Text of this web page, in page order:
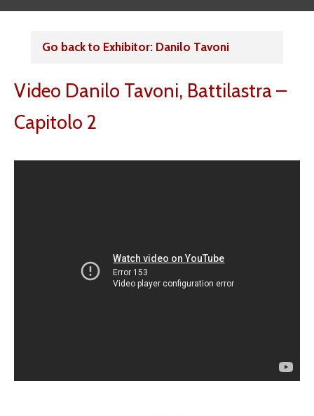
Go back to Exhibitor: Danilo Tavoni
Video Danilo Tavoni, Battilastra –
Capitolo 2